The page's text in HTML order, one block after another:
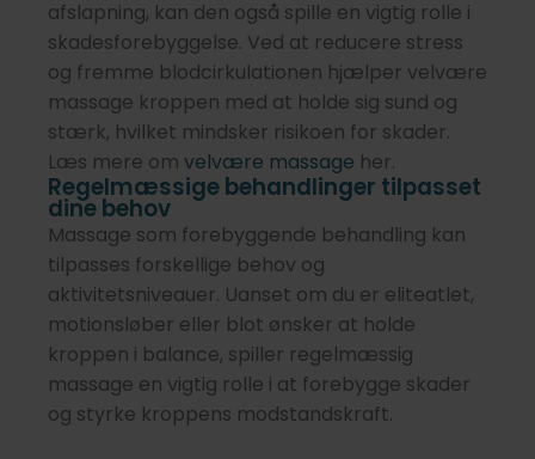
afslapning, kan den også spille en vigtig rolle i
skadesforebyggelse. Ved at reducere stress
og fremme blodcirkulationen hjælper velvære
massage kroppen med at holde sig sund og
stærk, hvilket mindsker risikoen for skader.
Læs mere om velvære massage her.
Regelmæssige behandlinger tilpasset
dine behov
Massage som forebyggende behandling kan
tilpasses forskellige behov og
aktivitetsniveauer. Uanset om du er eliteatlet,
motionsløber eller blot ønsker at holde
kroppen i balance, spiller regelmæssig
massage en vigtig rolle i at forebygge skader
og styrke kroppens modstandskraft.